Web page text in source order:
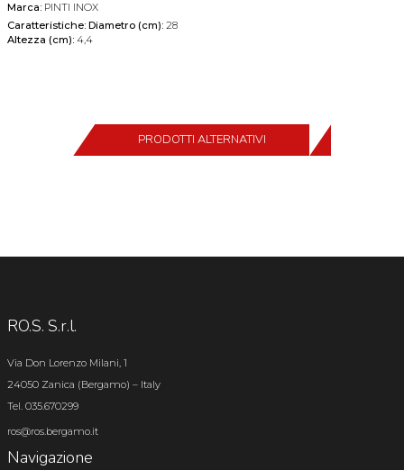
Marca: PINTI INOX
Caratteristiche: Diametro (cm): 28
Altezza (cm): 4,4
PRODOTTI ALTERNATIVI
RO.S. S.r.l.
Via Don Lorenzo Milani, 1
24050 Zanica (Bergamo) – Italy
Tel. 035.670299
ros@ros.bergamo.it
Navigazione